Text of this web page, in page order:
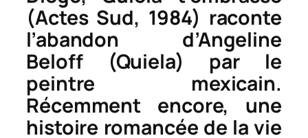
(Actes Sud, 1984) raconte
l’abandon d’Angeline
Beloff (Quiela) par le
peintre mexicain.
Récemment encore, une
histoire romancée de la vie